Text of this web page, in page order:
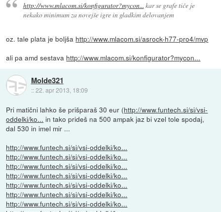
http://www.mlacom.si/konfigurator?mycon... kar se grafe tiče je
nekako minimum za novejše igre in gladkim delovanjem
oz. tale plata je boljša http://www.mlacom.si/asrock-h77-pro4/mvp
ali pa amd sestava http://www.mlacom.si/konfigurator?mycon...
Molde321
::22. apr 2013, 18:09
Pri matični lahko še prišparaš 30 eur (http://www.funtech.si/si/vsi-
oddelki/ko... in tako prideš na 500 ampak jaz bi vzel tole spodaj,
dal 530 in imel mir ...
http://www.funtech.si/si/vsi-oddelki/ko...
http://www.funtech.si/si/vsi-oddelki/ko...
http://www.funtech.si/si/vsi-oddelki/ko...
http://www.funtech.si/si/vsi-oddelki/ko...
http://www.funtech.si/si/vsi-oddelki/ko...
http://www.funtech.si/si/vsi-oddelki/ko...
http://www.funtech.si/si/vsi-oddelki/ko...